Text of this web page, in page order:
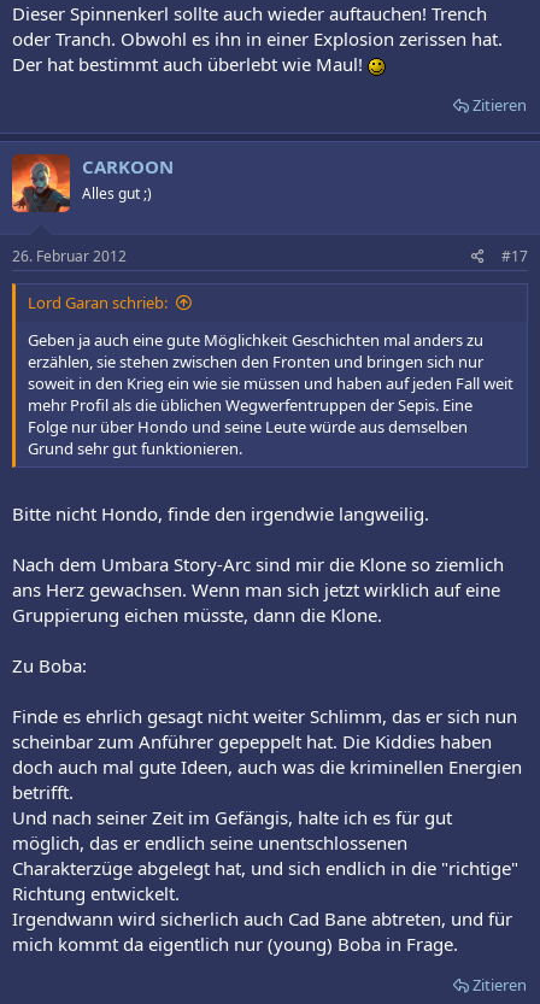
Dieser Spinnenkerl sollte auch wieder auftauchen! Trench
oder Tranch. Obwohl es ihn in einer Explosion zerissen hat.
Der hat bestimmt auch überlebt wie Maul!
Zitieren
CARKOON
Alles gut ;)
26. Februar 2012 #17
Lord Garan schrieb:
Geben ja auch eine gute Möglichkeit Geschichten mal anders zu
erzählen, sie stehen zwischen den Fronten und bringen sich nur
soweit in den Krieg ein wie sie müssen und haben auf jeden Fall weit
mehr Profil als die üblichen Wegwerfentruppen der Sepis. Eine
Folge nur über Hondo und seine Leute würde aus demselben
Grund sehr gut funktionieren.
Bitte nicht Hondo, finde den irgendwie langweilig.
Nach dem Umbara Story-Arc sind mir die Klone so ziemlich
ans Herz gewachsen. Wenn man sich jetzt wirklich auf eine
Gruppierung eichen müsste, dann die Klone.
Zu Boba:
Finde es ehrlich gesagt nicht weiter Schlimm, das er sich nun
scheinbar zum Anführer gepeppelt hat. Die Kiddies haben
doch auch mal gute Ideen, auch was die kriminellen Energien
betrifft.
Und nach seiner Zeit im Gefängis, halte ich es für gut
möglich, das er endlich seine unentschlossenen
Charakterzüge abgelegt hat, und sich endlich in die "richtige"
Richtung entwickelt.
Irgendwann wird sicherlich auch Cad Bane abtreten, und für
mich kommt da eigentlich nur (young) Boba in Frage.
Zitieren